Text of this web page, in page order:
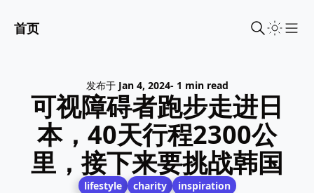
首页
发布于 Jan 4, 2024- 1 min read
可视障碍者跑步走进日
本，40天行程2300公
里，接下来要挑战韩国
lifestyle charity inspiration